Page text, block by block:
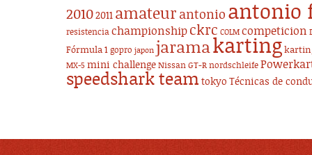
20102011 amateur antonio antonio
resistencia championship ckrc COLM competicion
Fórmula 1 gopro japon jaramakarting
MX-5 mini challenge Nissan GT-R nordschleife
speedshark team tokyo Técnicas de